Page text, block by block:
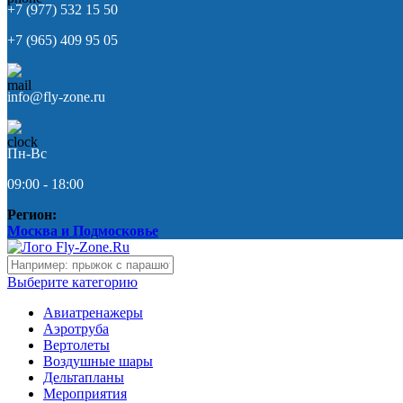
+7 (977) 532 15 50
+7 (965) 409 95 05
info@fly-zone.ru
Пн-Вс
09:00 - 18:00
Регион:
Москва и Подмосковье
Выберите категорию
Авиатренажеры
Аэротруба
Вертолеты
Воздушные шары
Дельтапланы
Мероприятия